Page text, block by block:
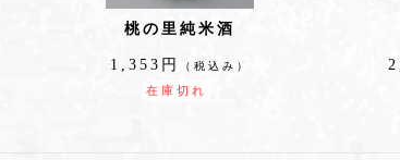
桃の里純米酒
1,353円 （税込み）
在庫切れ